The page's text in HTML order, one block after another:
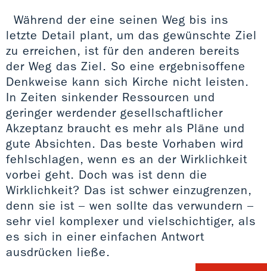
Während der eine seinen Weg bis ins
letzte Detail plant, um das gewünschte Ziel
zu erreichen, ist für den anderen bereits
der Weg das Ziel. So eine ergebnisoffene
Denkweise kann sich Kirche nicht leisten.
In Zeiten sinkender Ressourcen und
geringer werdender gesellschaftlicher
Akzeptanz braucht es mehr als Pläne und
gute Absichten. Das beste Vorhaben wird
fehlschlagen, wenn es an der Wirklichkeit
vorbei geht. Doch was ist denn die
Wirklichkeit? Das ist schwer einzugrenzen,
denn sie ist – wen sollte das verwundern –
sehr viel komplexer und vielschichtiger, als
es sich in einer einfachen Antwort
ausdrücken ließe.